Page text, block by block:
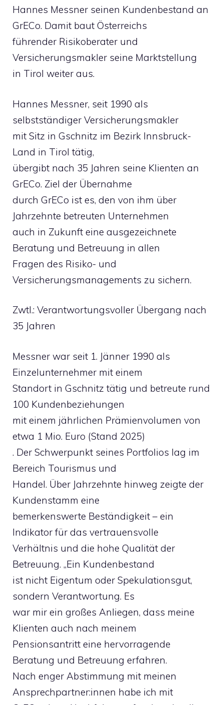
Hannes Messner seinen Kundenbestand an
GrECo. Damit baut Österreichs
führender Risikoberater und
Versicherungsmakler seine Marktstellung
in Tirol weiter aus.
Hannes Messner, seit 1990 als
selbstständiger Versicherungsmakler
mit Sitz in Gschnitz im Bezirk Innsbruck-
Land in Tirol tätig,
übergibt nach 35 Jahren seine Klienten an
GrECo. Ziel der Übernahme
durch GrECo ist es, den von ihm über
Jahrzehnte betreuten Unternehmen
auch in Zukunft eine ausgezeichnete
Beratung und Betreuung in allen
Fragen des Risiko- und
Versicherungsmanagements zu sichern.
Zwtl.: Verantwortungsvoller Übergang nach
35 Jahren
Messner war seit 1. Jänner 1990 als
Einzelunternehmer mit einem
Standort in Gschnitz tätig und betreute rund
100 Kundenbeziehungen
mit einem jährlichen Prämienvolumen von
etwa 1 Mio. Euro (Stand 2025)
. Der Schwerpunkt seines Portfolios lag im
Bereich Tourismus und
Handel. Über Jahrzehnte hinweg zeigte der
Kundenstamm eine
bemerkenswerte Beständigkeit – ein
Indikator für das vertrauensvolle
Verhältnis und die hohe Qualität der
Betreuung. „Ein Kundenbestand
ist nicht Eigentum oder Spekulationsgut,
sondern Verantwortung. Es
war mir ein großes Anliegen, dass meine
Klienten auch nach meinem
Pensionsantritt eine hervorragende
Beratung und Betreuung erfahren.
Nach enger Abstimmung mit meinen
Ansprechpartner:innen habe ich mit